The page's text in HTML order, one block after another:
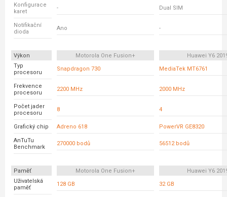
Konfigurace
karet
- Dual SIM
Notifikační
dioda
Ano -
Výkon Motorola One Fusion+
Huawei Y6
Typ
procesoru
Snapdragon 730 MediaTek MT6761
Frekvence
procesoru
2200 MHz 2000 MHz
Počet jader
procesoru
8 4
Grafický chip Adreno 618 PowerVR GE8320
AnTuTu
Benchmark
270000 bodů 56512 bodů
Paměť Motorola One Fusion+
Huawei Y6
Uživatelská
paměť
128 GB 32 GB